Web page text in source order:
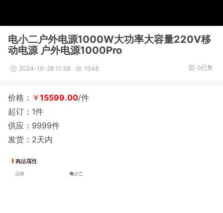
电小二户外电源1000W大功率大容量220V移
动电源 户外电源1000Pro
2024-10-28 11:38 1048 0已售
价格： ￥15599.00/件
起订：1件
供应：9999件
发货：2天内